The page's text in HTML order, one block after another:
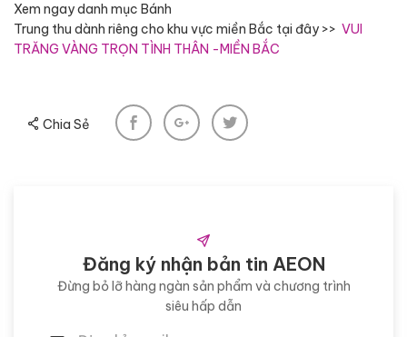
Xem ngaydanh mục Bánh
Trung thu dành riêng cho khu vực miền Bắc tại đây >> VUI
TRĂNG VÀNG TRỌN TÌNH THÂN -MIỀN BẮC
Chia Sẻ
Đăng ký nhận bản tin AEON
Đừng bỏ lỡ hàng ngàn sản phẩm và chương trình
siêu hấp dẫn